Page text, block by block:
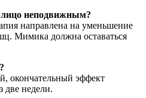
лицо неподвижным?
направлена на уменьшение
Мимика должна оставаться
окончательный эффект
две недели.